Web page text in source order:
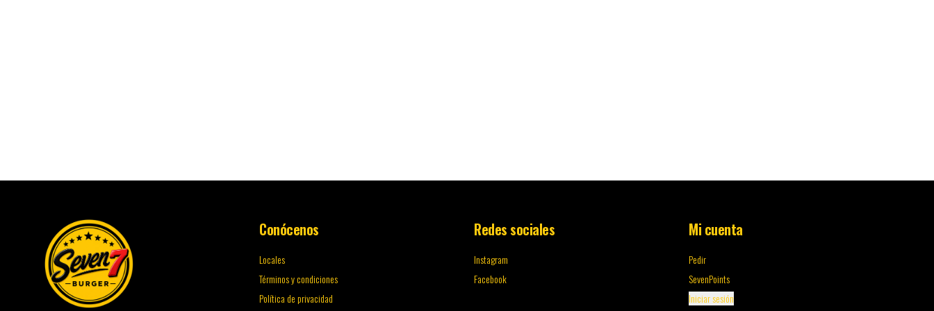
Conócenos
Locales
Términos y condiciones
Política de privacidad
Redes sociales
Instagram
Facebook
Mi cuenta
Pedir
SevenPoints
Iniciar sesión